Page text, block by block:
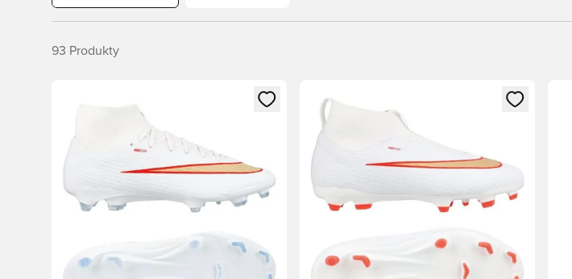
93 Produkty
Otvorí modál na prihlásenie alebo registráciu ako členOtvorí modál na prihlásenie alebo registráciu